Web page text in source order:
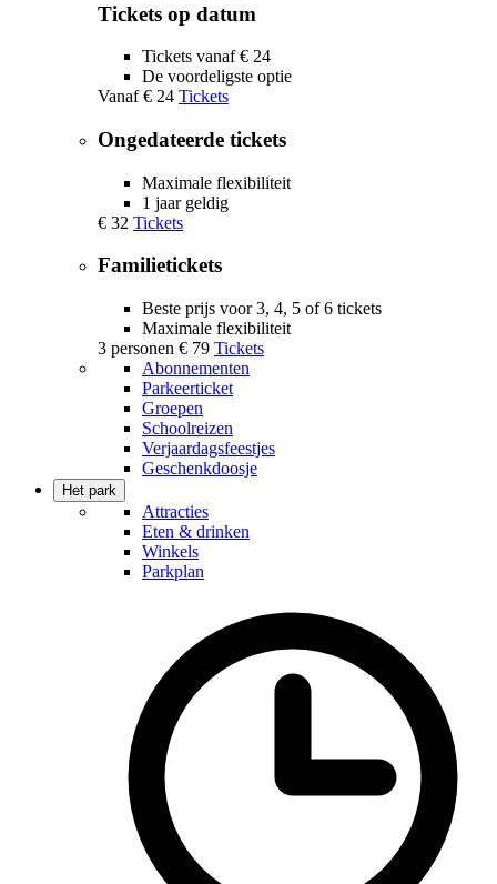
Tickets op datum
Tickets vanaf € 24
De voordeligste optie
Vanaf € 24 Tickets
Ongedateerde tickets
Maximale flexibiliteit
1 jaar geldig
€ 32 Tickets
Familietickets
Beste prijs voor 3, 4, 5 of 6 tickets
Maximale flexibiliteit
3 personen € 79 Tickets
Abonnementen
Parkeerticket
Groepen
Schoolreizen
Verjaardagsfeestjes
Geschenkdoosje
Het park
Attracties
Eten & drinken
Winkels
Parkplan